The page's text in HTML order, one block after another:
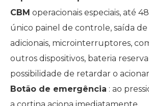
CBM operacionais especiais, até
único painel de controle, saída
adicionais, microinterruptores,
outros dispositivos, bateria
possibilidade de retardar o
Botão de emergência : ao